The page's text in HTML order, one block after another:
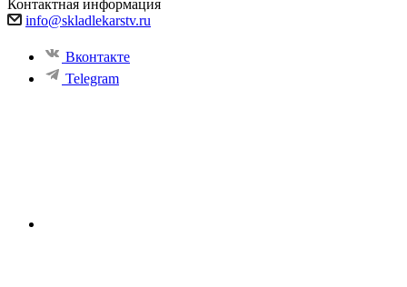
Контактная информация
info@skladlekarstv.ru
Вконтакте
Telegram